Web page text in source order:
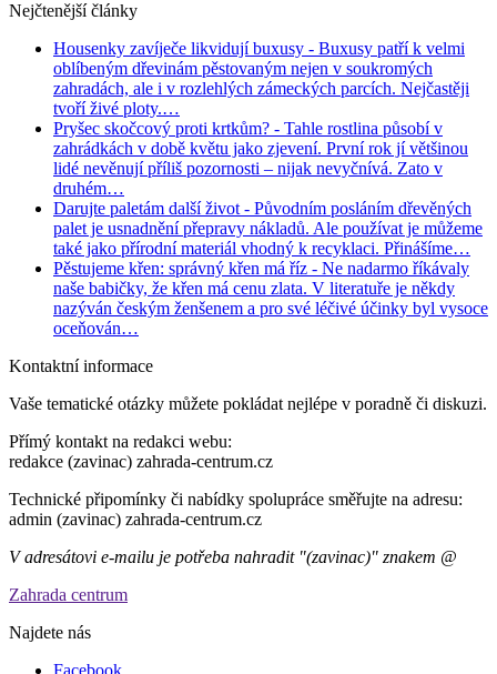
Nejčtenější články
Housenky zavíječe likvidují buxusy - Buxusy patří k velmi
oblíbeným dřevinám pěstovaným nejen v soukromých
zahradách, ale i v rozlehlých zámeckých parcích. Nejčastěji
tvoří živé ploty.…
Pryšec skočcový proti krtkům? - Tahle rostlina působí v
zahrádkách v době květu jako zjevení. První rok jí většinou
lidé nevěnují příliš pozornosti – nijak nevyčnívá. Zato v
druhém…
Darujte paletám další život - Původním posláním dřevěných
palet je usnadnění přepravy nákladů. Ale používat je můžeme
také jako přírodní materiál vhodný k recyklaci. Přinášíme…
Pěstujeme křen: správný křen má říz - Ne nadarmo říkávaly
naše babičky, že křen má cenu zlata. V literatuře je někdy
nazýván českým ženšenem a pro své léčivé účinky byl vysoce
oceňován…
Kontaktní informace
Vaše tematické otázky můžete pokládat nejlépe v poradně či diskuzi.
Přímý kontakt na redakci webu:
redakce (zavinac) zahrada-centrum.cz
Technické připomínky či nabídky spolupráce směřujte na adresu:
admin (zavinac) zahrada-centrum.cz
V adresátovi e-mailu je potřeba nahradit "(zavinac)" znakem @
Zahrada centrum
Najdete nás